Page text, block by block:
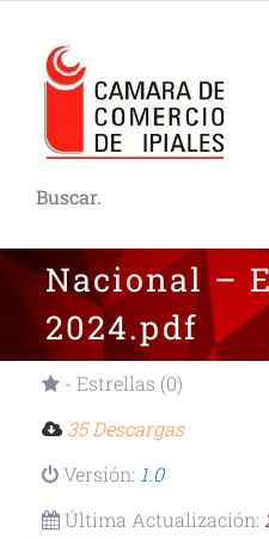
Buscar.
Nacional –
2024.pdf
- Estrellas (0)
35 Descargas
Versión: 1.0
Última Actualización: